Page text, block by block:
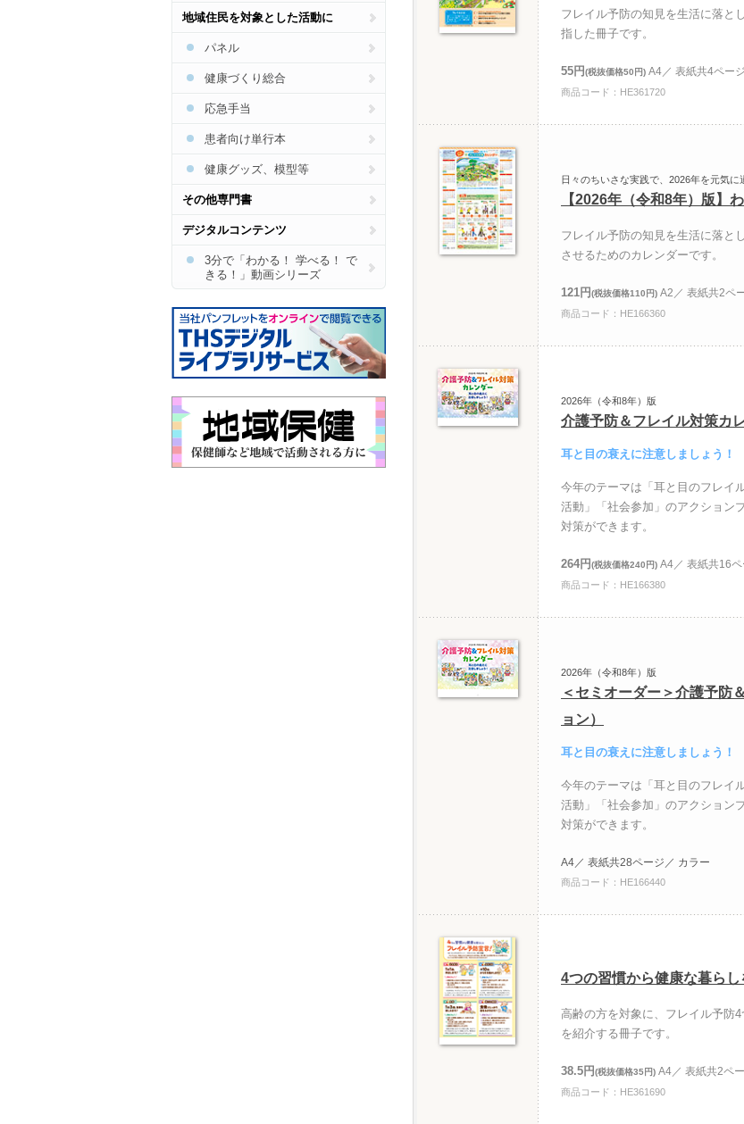
フレイル予防の知見を生活に落と
指した冊子です。
55円(税抜価格50円) A4／ 表紙共4ペー
商品コード：HE361720
日々のちいさな実践で、2026年を元気に
【2026年（令和8年）版】
フレイル予防の知見を生活に落と
させるためのカレンダーです。
121円(税抜価格110円) A2／ 表紙共2ペ
商品コード：HE166360
2026年（令和8年）版
介護予防＆フレイル対策カ
耳と目の衰えに注意しましょう！
今年のテーマは「耳と目のフレイ
活動」「社会参加」のアクション
対策ができます。
264円(税抜価格240円) A4／ 表紙共16
商品コード：HE166380
2026年（令和8年）版
＜セミオーダー＞介護予防
ョン）
耳と目の衰えに注意しましょう！
今年のテーマは「耳と目のフレイ
活動」「社会参加」のアクション
対策ができます。
A4／ 表紙共28ページ／ カラー
商品コード：HE166440
4つの習慣から健康な暮ら
高齢の方を対象に、フレイル予防
を紹介する冊子です。
38.5円(税抜価格35円) A4／ 表紙共2ペ
商品コード：HE361690
地域住民を対象とした活動に
パネル
健康づくり総合
応急手当
患者向け単行本
健康グッズ、模型等
その他専門書
デジタルコンテンツ
3分で「わかる！ 学べる！ で
きる！」動画シリーズ